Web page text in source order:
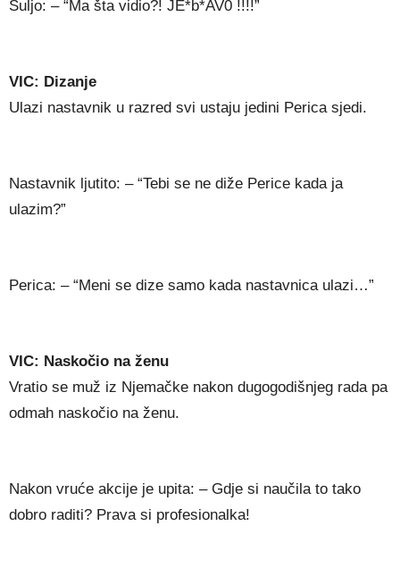
Suljo: – “Ma šta vidio?! JE*b*AV0 !!!!”
VIC: Dizanje
Ulazi nastavnik u razred svi ustaju jedini Perica sjedi.
Nastavnik ljutito: – “Tebi se ne diže Perice kada ja
ulazim?”
Perica: – “Meni se dize samo kada nastavnica ulazi…”
VIC: Naskočio na ženu
Vratio se muž iz Njemačke nakon dugogodišnjeg rada pa
odmah naskočio na ženu.
Nakon vruće akcije je upita: – Gdje si naučila to tako
dobro raditi? Prava si profesionalka!